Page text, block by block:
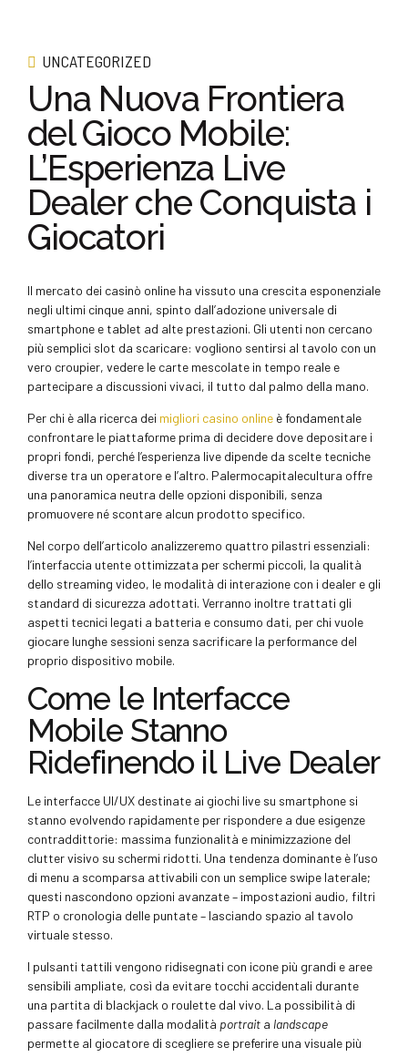
UNCATEGORIZED
Una Nuova Frontiera
del Gioco Mobile:
L’Esperienza Live
Dealer che Conquista i
Giocatori
Il mercato dei casinò online ha vissuto una crescita esponenziale
negli ultimi cinque anni, spinto dall’adozione universale di
smartphone e tablet ad alte prestazioni. Gli utenti non cercano
più semplici slot da scaricare: vogliono sentirsi al tavolo con un
vero croupier, vedere le carte mescolate in tempo reale e
partecipare a discussioni vivaci, il tutto dal palmo della mano.
Per chi è alla ricerca dei migliori casino online è fondamentale
confrontare le piattaforme prima di decidere dove depositare i
propri fondi, perché l’esperienza live dipende da scelte tecniche
diverse tra un operatore e l’altro. Palermocapitalecultura offre
una panoramica neutra delle opzioni disponibili, senza
promuovere né scontare alcun prodotto specifico.
Nel corpo dell’articolo analizzeremo quattro pilastri essenziali:
l’interfaccia utente ottimizzata per schermi piccoli, la qualità
dello streaming video, le modalità di interazione con i dealer e gli
standard di sicurezza adottati. Verranno inoltre trattati gli
aspetti tecnici legati a batteria e consumo dati, per chi vuole
giocare lunghe sessioni senza sacrificare la performance del
proprio dispositivo mobile.
Come le Interfacce
Mobile Stanno
Ridefinendo il Live Dealer
Le interfacce UI/UX destinate ai giochi live su smartphone si
stanno evolvendo rapidamente per rispondere a due esigenze
contraddittorie: massima funzionalità e minimizzazione del
clutter visivo su schermi ridotti. Una tendenza dominante è l’uso
di menu a scomparsa attivabili con un semplice swipe laterale;
questi nascondono opzioni avanzate – impostazioni audio, filtri
RTP o cronologia delle puntate – lasciando spazio al tavolo
virtuale stesso.
I pulsanti tattili vengono ridisegnati con icone più grandi e aree
sensibili ampliate, così da evitare tocchi accidentali durante
una partita di blackjack o roulette dal vivo. La possibilità di
passare facilmente dalla modalità portrait a landscape
permette al giocatore di scegliere se preferire una visuale più